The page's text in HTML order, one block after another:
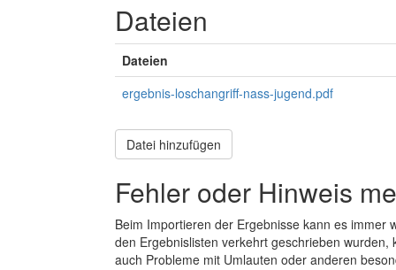
Dateien
Dateien
ergebnis-loschangriff-nass-jugend.pdf
Datei hinzufügen
Fehler oder Hinweis
Beim Importieren der Ergebnisse kann es
den Ergebnislisten verkehrt geschrieben
auch Probleme mit Umlauten oder anderen